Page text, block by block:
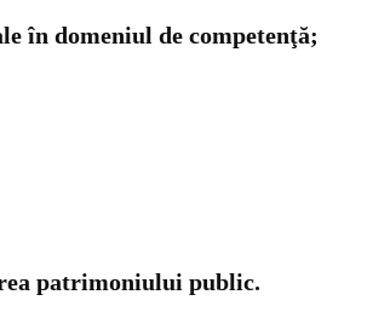
în domeniul de competenţă;
patrimoniului public.